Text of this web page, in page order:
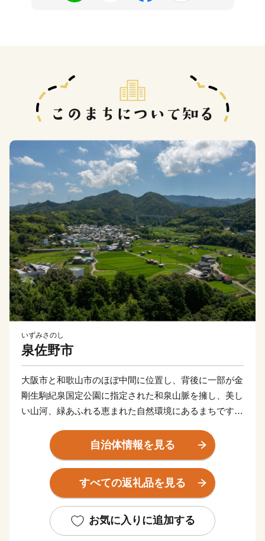
いずみさのし
泉佐野市
大阪市と和歌山市のほぼ中間に位置し、背後に一部が金
剛生駒紀泉国定公園に指定された和泉山脈を擁し、美し
い山河、緑あふれる恵まれた自然環境にあるまちです。
たが、関西国際空港の開港などに伴う人口の増加ととも
に、商業・サービス業が盛んになっています。
関空によるインパクトを最大限に活用し、世界と日本を
結ぶ玄関都市として、21世紀にふさわしい国際都市をめ
自治体情報を見る
すべての返礼品を見る
お気に入りに追加する